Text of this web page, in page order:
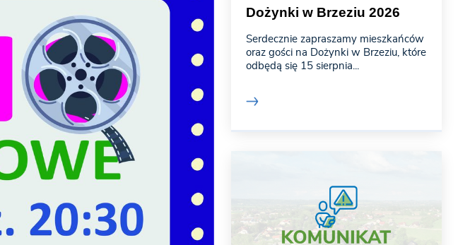
Dożynki w Brzeziu 2026
Serdecznie zapraszamy mieszkańców
oraz gości na Dożynki w Brzeziu, które
odbędą się 15 sierpnia...